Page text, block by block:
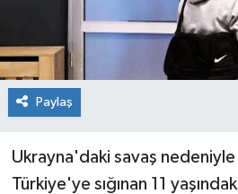
Paylaş
Ukrayna'daki savaş
Türkiye'ye sığınan 11